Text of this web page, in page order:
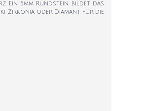
Ein 5mm Rundstein bildet das
Zirkonia oder Diamant, für die